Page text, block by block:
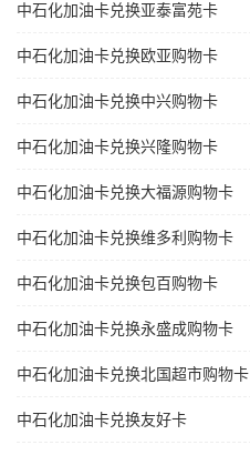
中石化加油卡兑换亚泰富苑卡
中石化加油卡兑换欧亚购物卡
中石化加油卡兑换中兴购物卡
中石化加油卡兑换兴隆购物卡
中石化加油卡兑换大福源购物卡
中石化加油卡兑换维多利购物卡
中石化加油卡兑换包百购物卡
中石化加油卡兑换永盛成购物卡
中石化加油卡兑换北国超市购物卡
中石化加油卡兑换友好卡